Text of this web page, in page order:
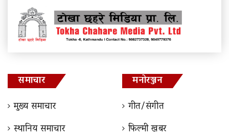
समाचार
मुख्य समाचार
मनोरञ्जन
गीत/संगीत